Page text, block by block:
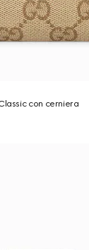
con cerniera